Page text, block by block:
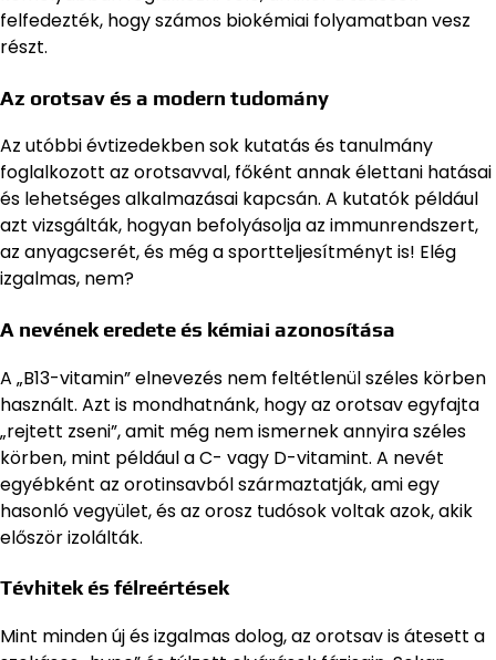
felfedezték, hogy számos biokémiai folyamatban vesz
részt.
Az orotsav és a modern tudomány
Az utóbbi évtizedekben sok kutatás és tanulmány
foglalkozott az orotsavval, főként annak élettani hatásai
és lehetséges alkalmazásai kapcsán. A kutatók például
azt vizsgálták, hogyan befolyásolja az immunrendszert,
az anyagcserét, és még a sportteljesítményt is! Elég
izgalmas, nem?
A nevének eredete és kémiai azonosítása
A „B13-vitamin” elnevezés nem feltétlenül széles körben
használt. Azt is mondhatnánk, hogy az orotsav egyfajta
„rejtett zseni”, amit még nem ismernek annyira széles
körben, mint például a C- vagy D-vitamint. A nevét
egyébként az orotinsavból származtatják, ami egy
hasonló vegyület, és az orosz tudósok voltak azok, akik
először izolálták.
Tévhitek és félreértések
Mint minden új és izgalmas dolog, az orotsav is átesett a